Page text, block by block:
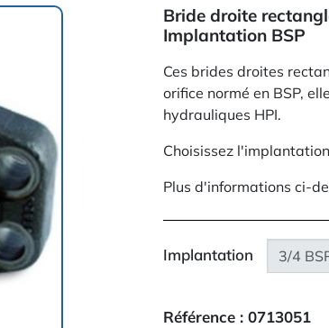
Bride droite
Implantation BSP
Ces brides droites
orifice normé en BSP,
hydrauliques HPI.
Choisissez
Plus d'informations ci-
Implantation
Référence : 0713051